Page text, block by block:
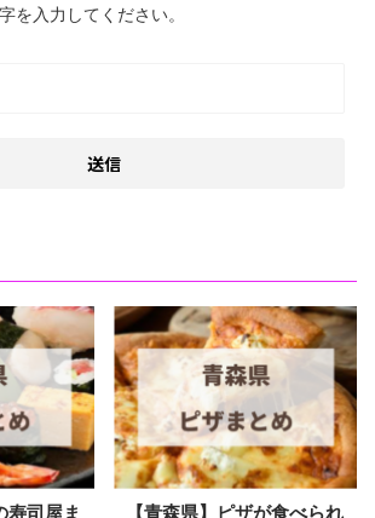
を入力してください。
寿司屋ま 【青森県】ピザが食べられ